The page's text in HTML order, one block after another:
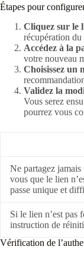
Étapes pour
Cliquez sur le
récupération du
Accédez à la
votre nouveau
Choisissez un
Validez la
Vous serez
pourrez vous
Ne partagez jamais
vous que le lien
passe unique et
Si le lien n’est pas
instruction de
Vérification de